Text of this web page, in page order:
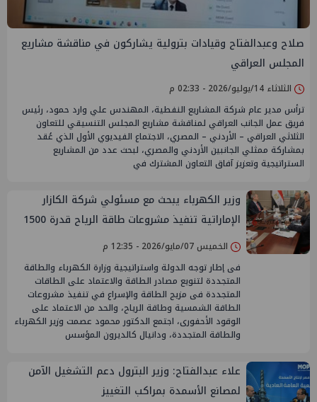
صلاح وعبدالفتاح وقيادات بترولية يشاركون في مناقشة مشاريع
المجلس العراقي
الثلاثاء 14/يوليو/2026 - 02:33 م
ترأس مدير عام شركة المشاريع النفطية، المهندس علي وارد حمود، رئيس
فريق عمل الجانب العراقي لمناقشة مشاريع المجلس التنسيقي للتعاون
الثلاثي العراقي – الأردني – المصري، الاجتماع الفيديوي الأول الذي عُقد
بمشاركة ممثلي الجانبين الأردني والمصري، لبحث عدد من المشاريع
الستراتيجية وتعزيز آفاق التعاون المشترك في
وزير الكهرباء يبحث مع مسئولي شركة الكازار
الإماراتية تنفيذ مشروعات طاقة الرياح قدرة 1500
ميجاوات في الزعفرانة والغردقة
الخميس 07/مايو/2026 - 12:35 م
فى إطار توجه الدولة واستراتيجية وزارة الكهرباء والطاقة
المتجددة لتنويع مصادر الطاقة والاعتماد على الطاقات
المتجددة فى مزيج الطاقة والإسراع في تنفيذ مشروعات
الطاقة الشمسية وطاقة الرياح، والحد من الاعتماد على
الوقود الأحفورى، اجتمع الدكتور محمود عصمت وزير الكهرباء
والطاقة المتجددة، ودانيال كالديرون المؤسس
علاء عبدالفتاح: وزير البترول دعم التشغيل الآمن
لمصانع الأسمدة بمراكب التغييز